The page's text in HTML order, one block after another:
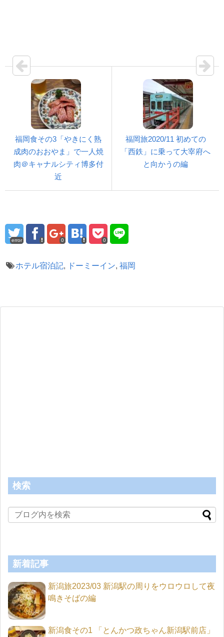
福岡食その3「やきにく熟
成肉のおおやま」で一人焼
肉＠キャナルシティ博多付
近
福岡旅2020/11 初めての
「西鉄」に乗って大宰府へ
と向かうの編
error 0 0
ホテル宿泊記, ドーミーイン, 福岡
検索
新着記事
新潟旅2023/03 新潟駅の周りをウロウロして夜
鳴きそばの編
新潟食その1 「とんかつ政ちゃん新潟駅前店」